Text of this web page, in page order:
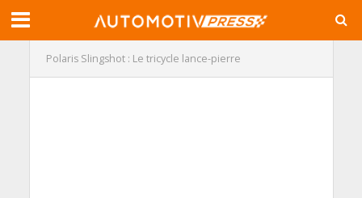
Polaris Slingshot : Le tricycle lance-pierre